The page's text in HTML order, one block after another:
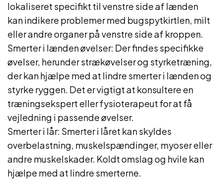
lokaliseret specifikt til venstre side af lænden
kan indikere problemer med bugspytkirtlen, milt
eller andre organer på venstre side af kroppen.
Smerter i lænden øvelser: Der findes specifikke
øvelser, herunder strækøvelser og styrketræning,
der kan hjælpe med at lindre smerter i lænden og
styrke ryggen. Det er vigtigt at konsultere en
træningsekspert eller fysioterapeut for at få
vejledning i passende øvelser.
Smerter i lår: Smerter i låret kan skyldes
overbelastning, muskelspændinger, myoser eller
andre muskelskader. Koldt omslag og hvile kan
hjælpe med at lindre smerterne.